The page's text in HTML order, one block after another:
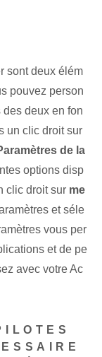
sont deux élém
pouvez person
deux en fon
un clic droit sur
de la
options disp
clic droit sur me
et séle
vous per
et de pe
avec votre Ac